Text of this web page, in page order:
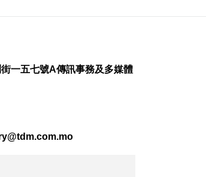
廣視冀加強交流
2026-08-06 17:58
一五七號A傳訊事務及多媒體